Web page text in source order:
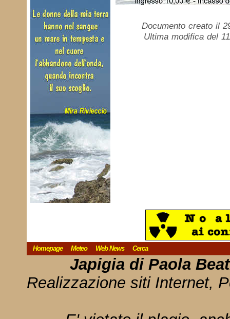
Documento creato il
Ultima modifica del
Homepage Meteo Web News Cerca
Japigia di Paola
Realizzazione siti Internet,